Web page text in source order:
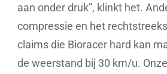
aan onder druk”, klinkt het.
compressie en het
claims die Bioracer hard kan
de weerstand bij 30 km/u.